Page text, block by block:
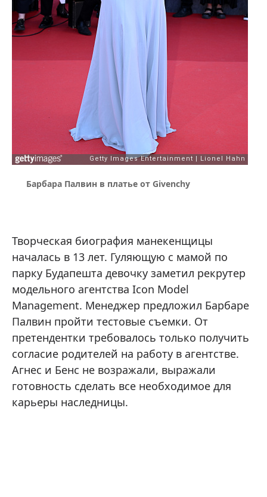
Барбарa Палвин в платье от Givenchy
Творческая биография манекенщицы
началась в 13 лет. Гуляющую с мамой по
парку Будапешта девочку заметил рекрутер
модельного агентства Icon Model
Management. Менеджер предложил Барбаре
Палвин пройти тестовые съемки. От
претендентки требовалось только получить
согласие родителей на работу в агентстве.
Агнес и Бенс не возражали, выражали
готовность сделать все необходимое для
карьеры наследницы.